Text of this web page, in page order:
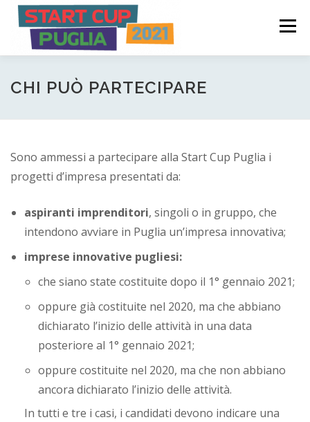
Passa
contenuto
a
t
u
p
Menù
COME FUNZIONA PARTECIPA PREMI
LOGIN
CHI PUÒ PARTECIPARE
Sono ammessi a partecipare alla Start Cup Puglia i
progetti d’impresa presentati da:
aspiranti imprenditori, singoli o in gruppo, che
intendono avviare in Puglia un’impresa innovativa;
imprese innovative pugliesi:
che siano state costituite dopo il 1° gennaio 2021;
oppure già costituite nel 2020, ma che abbiano
dichiarato l’inizio delle attività in una data
posteriore al 1° gennaio 2021;
oppure costituite nel 2020, ma che non abbiano
ancora dichiarato l’inizio delle attività.
In tutti e tre i casi, i candidati devono indicare una